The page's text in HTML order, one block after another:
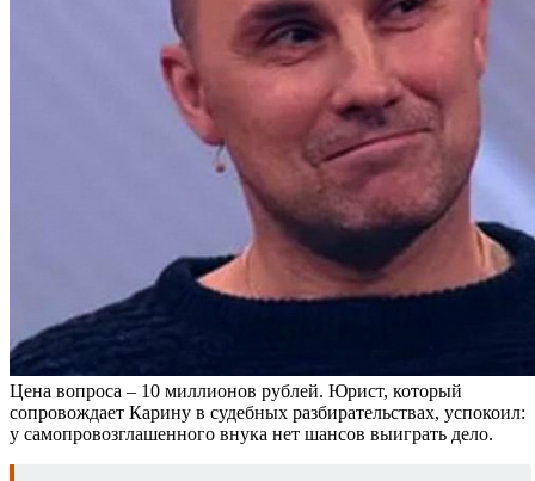
Цена вопроса – 10 миллионов рублей. Юрист, который
сопровождает Карину в судебных разбирательствах, успокоил:
у самопровозглашенного внука нет шансов выиграть дело.